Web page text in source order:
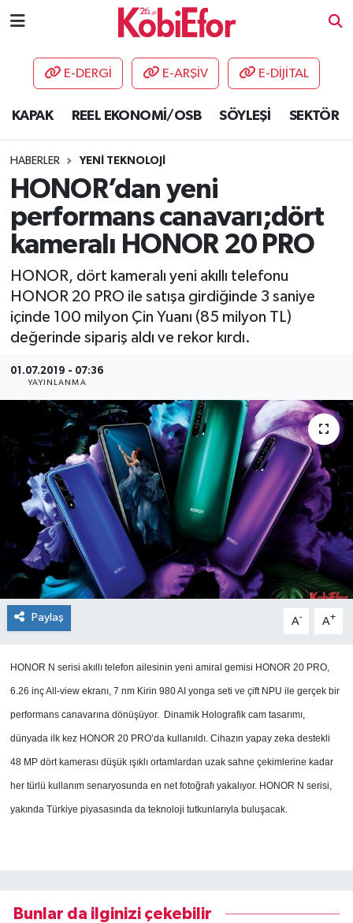
E-DERGİ E-ARŞİV E-DİJİTAL
KAPAK REEL EKONOMİ/OSB SÖYLEŞİ SEKTÖR
HABERLER YENİ TEKNOLOJİ
HONOR’dan yeni
performans canavarı;dört
kameralı HONOR 20 PRO
HONOR, dört kameralı yeni akıllı telefonu
HONOR 20 PRO ile satışa girdiğinde 3 saniye
içinde 100 milyon Çin Yuanı (85 milyon TL)
değerinde sipariş aldı ve rekor kırdı.
01.07.2019 - 07:36
YAYINLANMA
Paylaş A- A+
HONOR N serisi akıllı telefon ailesinin yeni amiral gemisi HONOR 20 PRO,
6.26 inç All-view ekranı, 7 nm Kirin 980 AI yonga seti ve çift NPU ile gerçek bir
performans canavarına dönüşüyor. Dinamik Holografik cam tasarımı,
dünyada ilk kez HONOR 20 PRO’da kullanıldı. Cihazın yapay zeka destekli
48 MP dört kamerası düşük ışıklı ortamlardan uzak sahne çekimlerine kadar
her türlü kullanım senaryosunda en net fotoğrafı yakalıyor. HONOR N serisi,
yakında Türkiye piyasasında da teknoloji tutkunlarıyla buluşacak.
Bunlar da ilginizi çekebilir
AKADEMİ
DESTEK-TEŞVİK
ETKİNLİK
GÜNCEL
KAPAK
OSB
SEKTÖR
ŞİRKET PANO
SÖYLEŞİ
ÜLKE
YAŞAM